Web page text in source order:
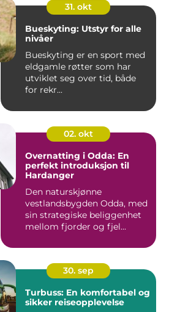
31. okt
Bueskyting: Utstyr for alle
nivåer
Bueskyting er en sport med
eldgamle røtter som har
utviklet seg over tid, både
for rekr...
02. okt
Overnatting i Odda: En
perfekt introduksjon til
Hardanger
Den naturskjønne
vestlandsbygden Odda, med
sin strategiske beliggenhet
mellom fjorder og fjel...
30. sep
Turbuss: En komfortabel og
sikker reiseopplevelse